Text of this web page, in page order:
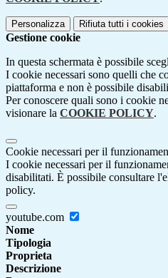
Personalizza Rifiuta tutti i cookies
Gestione cookie
In questa schermata è possibile
I cookie necessari sono quelli che
piattaforma e non è possibile
Per conoscere quali sono i cookie
visionare la COOKIE POLICY.
Cookie necessari per il
I cookie necessari per il
disabilitati. È possibile consultare
policy.
youtube.com
Nome
Tipologia
Proprieta
Descrizione